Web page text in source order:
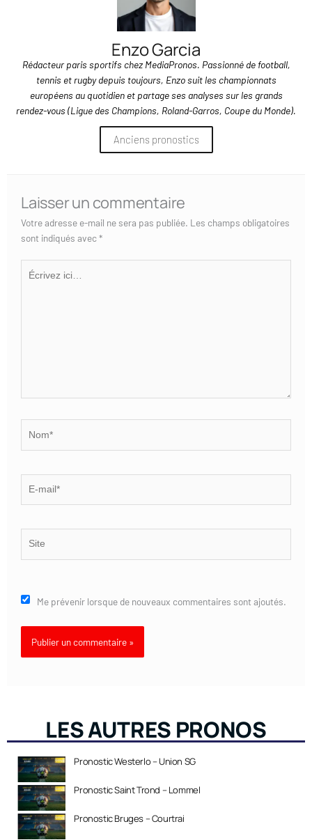
Enzo Garcia
Rédacteur paris sportifs chez MediaPronos. Passionné de football,
tennis et rugby depuis toujours, Enzo suit les championnats
européens au quotidien et partage ses analyses sur les grands
rendez-vous (Ligue des Champions, Roland-Garros, Coupe du Monde).
Anciens pronostics
Laisser un commentaire
Votre adresse e-mail ne sera pas publiée. Les champs obligatoires
sont indiqués avec*
ici…
mail*
Me prévenir lorsque de nouveaux commentaires sont ajoutés.
LES AUTRES PRONOS
Pronostic Westerlo – Union SG
Pronostic Saint Trond – Lommel
Pronostic Bruges – Courtrai